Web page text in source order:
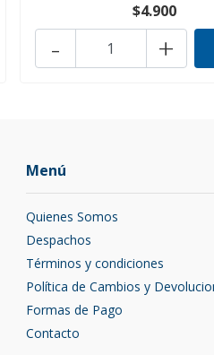
$4.900
+
-
Menú
Quienes Somos
Despachos
Términos y condiciones
Política de Cambios y
Formas de Pago
Contacto